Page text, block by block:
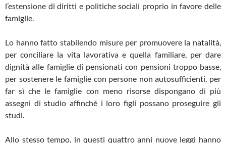
l’estensione di diritti e politiche sociali proprio in favore delle
famiglie.
Lo hanno fatto stabilendo misure per promuovere la natalità,
per conciliare la vita lavorativa e quella familiare, per dare
dignità alle famiglie di pensionati con pensioni troppo basse,
per sostenere le famiglie con persone non autosufficienti, per
far sì che le famiglie con meno risorse dispongano di più
assegni di studio affinché i loro figli possano proseguire gli
studi.
Allo stesso tempo, in questi quattro anni nuove leggi hanno